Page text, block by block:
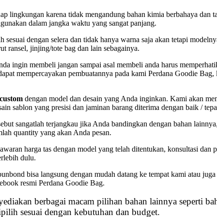
lingkungan karena tidak mengandung bahan kimia berbahaya dan
dalam jangka waktu yang sangat panjang.
dengan selera dan tidak hanya warna saja akan tetapi
ransel, jinjing/tote bag dan lain sebagainya.
ingin membeli jangan sampai asal membeli anda harus
mempercayakan pembuatannya pada kami Perdana Goodie Bag,
dengan model dan desain yang Anda inginkan. Kami akan
sablon yang presisi dan jaminan barang diterima dengan baik /
sangatlah terjangkau jika Anda bandingkan dengan bahan
quantity yang akan Anda pesan.
harga tas dengan model yang telah ditentukan, konsultasi dan
dulu.
bisa langsung dengan mudah datang ke tempat kami atau
resmi Perdana Goodie Bag.
berbagai macam pilihan bahan lainnya seperti
sesuai dengan kebutuhan dan budget.